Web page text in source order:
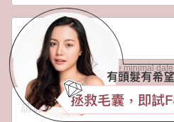
Date should not be before minimal date